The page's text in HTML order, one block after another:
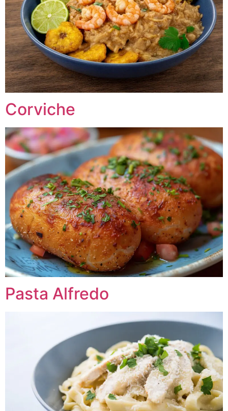
Corviche
Pasta Alfredo